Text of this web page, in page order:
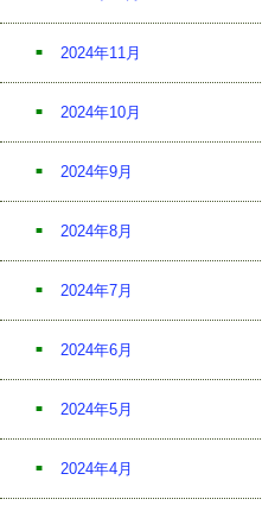
2024年11月
2024年10月
2024年9月
2024年8月
2024年7月
2024年6月
2024年5月
2024年4月